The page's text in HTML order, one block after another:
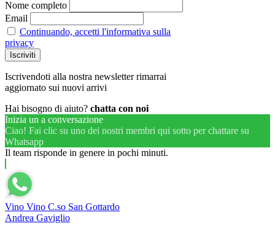
Nome completo
Email
Continuando, accetti l'informativa sulla
privacy
Iscrivendoti alla nostra newsletter rimarrai
aggiornato sui nuovi arrivi
Hai bisogno di aiuto? chatta con noi
Inizia un a conversazione
Ciao! Fai clic su uno dei nostri membri qui sotto per chattare su
Whatsapp
Il team risponde in genere in pochi minuti.
Vino Vino C.so San Gottardo
Andrea Gaviglio